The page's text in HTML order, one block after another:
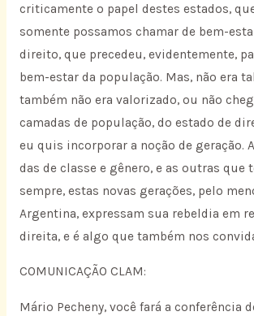
criticamente o papel destes estados,
somente possamos chamar de bem-
direito, que precedeu, evidentemente,
bem-estar da população. Mas, não era
também não era valorizado, ou não
camadas de população, do estado de
eu quis incorporar a noção de geração.
das de classe e gênero, e as outras que
sempre, estas novas gerações, pelo
Argentina, expressam sua rebeldia em
direita, e é algo que também nos
COMUNICAÇÃO CLAM:
Mário Pecheny, você fará a conferência